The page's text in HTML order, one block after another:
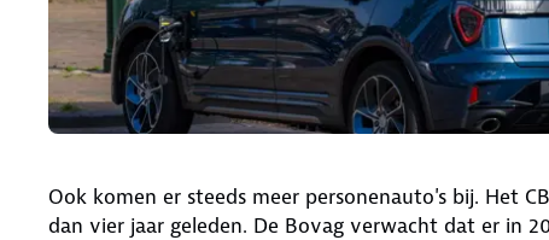
Ook komen er steeds meer personenauto's bij. Het
dan vier jaar geleden. De Bovag verwacht dat er in